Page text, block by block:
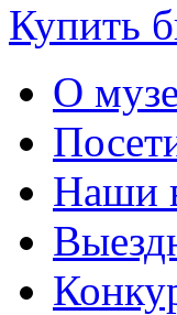
Купить
О
Наши